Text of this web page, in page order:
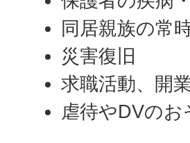
同居親族の常
災害復旧
求職活動、開
虐待やDVの